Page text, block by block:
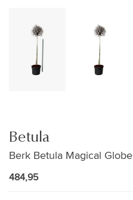
Betula
Berk Betula Magical Globe
484,95